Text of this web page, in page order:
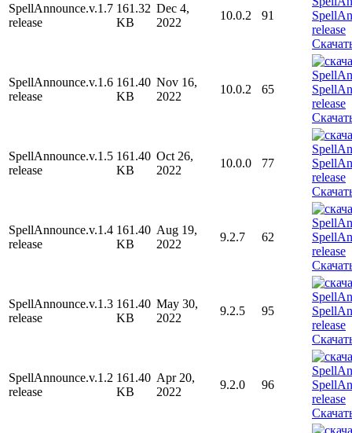
SpellAnnounce.v.1.7
release
161.32
KB
Dec 4,
2022
10.0.2 91
SpellAnnounce.v.1.6
release
161.40
KB
Nov 16,
2022
10.0.2 65
SpellAnnounce.v.1.5
release
161.40
KB
Oct 26,
2022
10.0.0 77
SpellAnnounce.v.1.4
release
161.40
KB
Aug 19,
2022
9.2.7 62
SpellAnnounce.v.1.3
release
161.40
KB
May 30,
2022
9.2.5 95
SpellAnnounce.v.1.2
release
161.40
KB
Apr 20,
2022
9.2.0 96